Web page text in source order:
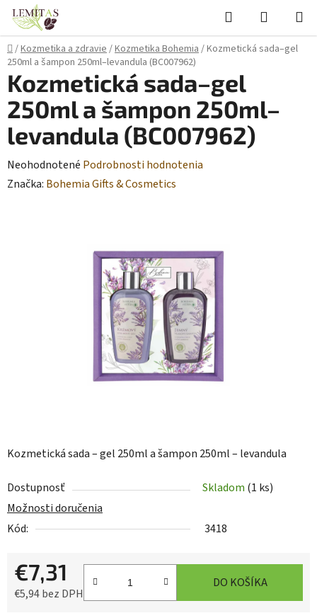
Prejsť
obsah
Hľadať
KOŠÍK
Domov
/Kozmetika a zdravie/Kozmetika Bohemia/Kozmetická sada–gel
250ml a šampon 250ml–levandula (BC007962)
Kozmetická sada – gel 250ml a šampon 250ml – levandula
Dostupnosť Skladom (1 ks)
Možnosti doručenia
Kód:
3418
€7,31
€5,94 bez DPH
DO KOŠÍKA
Kozmetická sada–gel
250ml a šampon 250ml–
levandula (BC007962)
Priemerné
hodnotenie
Neohodnotené Podrobnosti hodnotenia
Značka: Bohemia Gifts & Cosmetics